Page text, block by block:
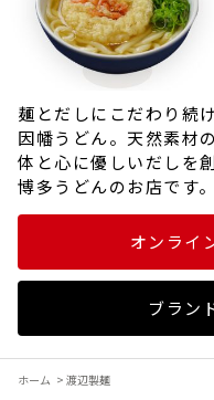
麺とだしにこだわり続
因幡うどん。天然素材
体と心に優しいだしを
博多うどんのお店です。
オンライ
ブラン
ホーム > 渡辺製麺